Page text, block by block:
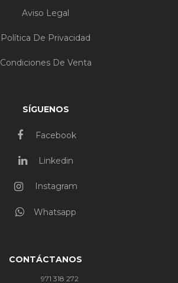
Aviso Legal
Política De Privacidad
Condiciones De Venta
SÍGUENOS
Facebook
Linkedin
Instagram
Whatsapp
CONTÁCTANOS
971 318 272